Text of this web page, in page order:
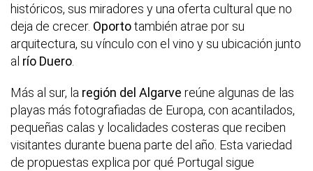
históricos, sus miradores y una oferta cultural que no
deja de crecer. Oportotambién atrae por su
arquitectura, su vínculo con el vino y su ubicación junto
al río Duero
Más al sur, la región del Algarve reúne algunas de las
playas más fotografiadas de Europa, con acantilados,
pequeñas calas y localidades costeras que reciben
visitantes durante buena parte del año. Esta variedad
de propuestas explica por qué Portugal sigue